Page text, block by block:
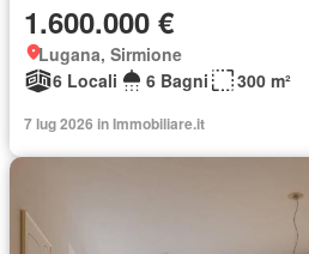
1.600.000 €
Lugana, Sirmione
6 Locali
6 Bagni 300 m²
7 lug 2026 in Immobiliare.it